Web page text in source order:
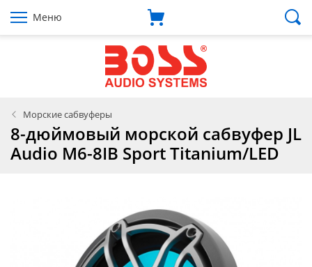
Меню
Морские сабвуферы
8-дюймовый морской сабвуфер JL
Audio M6-8IB Sport Titanium/LED